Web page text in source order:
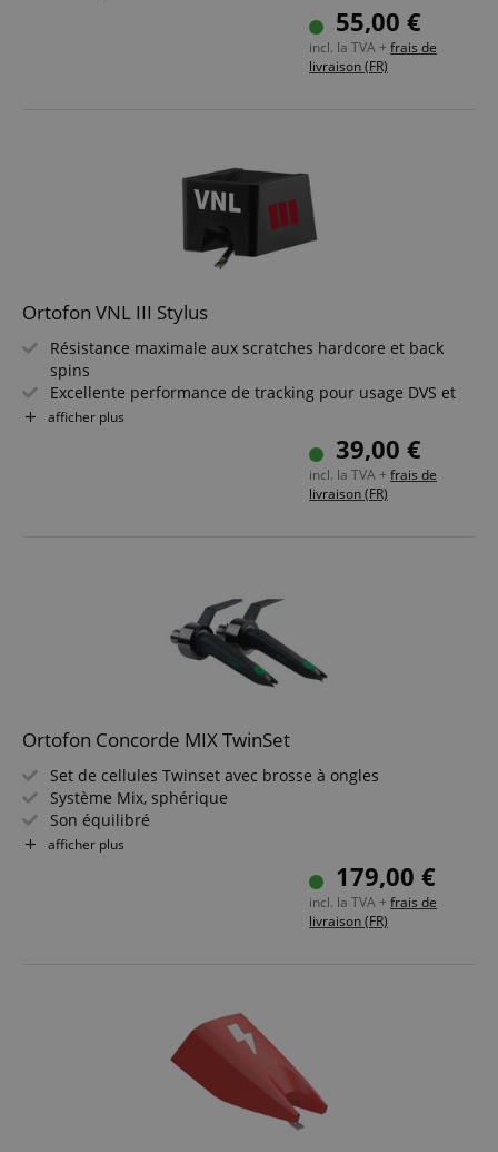
55,00 €
incl. la TVA + frais de
livraison (FR)
Ortofon VNL III Stylus
Résistance maximale aux scratches hardcore et back
spins
Excellente performance de tracking pour usage DVS et
vinyle authentique
Équilibre optimal entre sortie et qualité sonore
Haute rigidité et absence de résonance
Comprend une aiguille VNL III sans corps de cellule VNL
afficher plus
39,00 €
incl. la TVA + frais de
livraison (FR)
Ortofon Concorde MIX TwinSet
Set de cellules Twinset avec brosse à ongles
Système Mix, sphérique
Son équilibré
Niveau de sortie approprié
Adapté au scratching et au back cueing
afficher plus
179,00 €
incl. la TVA + frais de
livraison (FR)